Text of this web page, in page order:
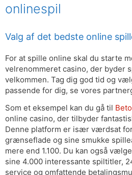
onlinespil
Valg af det bedste online
For at spille online skal du starte
velrenommeret casino, der byder
velkommen. Tag dig god tid og
passende for dig, se vores
Som et eksempel kan du gå til
online casino, der tilbyder
Denne platform er især værdsat
grænseflade og sine smukke
mere end 1.100. Du kan også
sine 4.000 interessante spiltitler,
service og omfattende